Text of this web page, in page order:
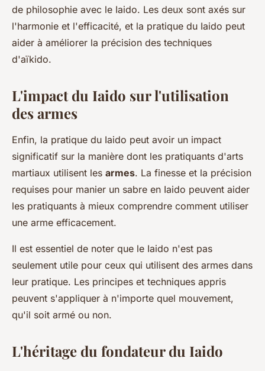
de philosophie avec le Iaido. Les deux sont axés sur
l'harmonie et l'efficacité, et la pratique du Iaido peut
aider à améliorer la précision des techniques
d'aïkido.
L'impact du Iaido sur l'utilisation
des armes
Enfin, la pratique du Iaido peut avoir un impact
significatif sur la manière dont les pratiquants d'arts
martiaux utilisent les armes. La finesse et la précision
requises pour manier un sabre en Iaido peuvent aider
les pratiquants à mieux comprendre comment utiliser
une arme efficacement.
Il est essentiel de noter que le Iaido n'est pas
seulement utile pour ceux qui utilisent des armes dans
leur pratique. Les principes et techniques appris
peuvent s'appliquer à n'importe quel mouvement,
qu'il soit armé ou non.
L'héritage du fondateur du Iaido